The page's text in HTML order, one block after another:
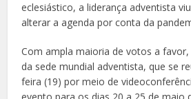
eclesiástico, a liderança adventista
alterar a agenda por conta da
Com ampla maioria de votos a
da sede mundial adventista, que se
feira (19) por meio de